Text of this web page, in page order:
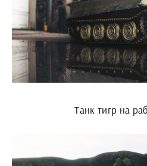
Танк тигр на